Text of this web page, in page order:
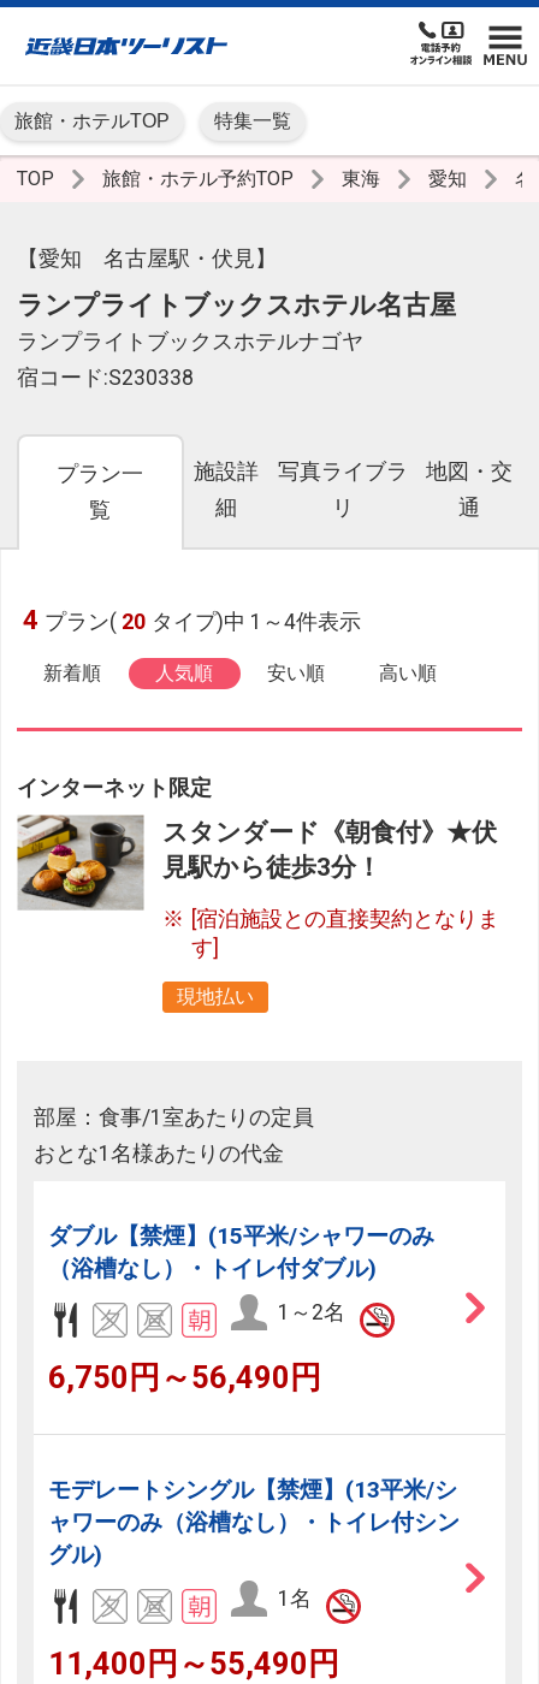
旅館・ホテルTOP 特集一覧
TOP 旅館・ホテル予約TOP 東海 愛知
【愛知 名古屋駅・伏見】
ランプライトブックスホテル名古屋
ランプライトブックスホテルナゴヤ
宿コード:S230338
プラン一
覧
施設詳
細
写真ライブラ
リ
地図・交
通
4 プラン( 20 タイプ)中 1～4件表示
新着順 人気順 安い順 高い順
インターネット限定
スタンダード《朝食付》★伏
見駅から徒歩3分！
[宿泊施設との直接契約となりま
す]
現地払い
部屋：食事/1室あたりの定員
おとな1名様あたりの代金
ダブル【禁煙】(15平米/シャワーのみ
（浴槽なし）・トイレ付ダブル)
1～2名
6,750円～56,490円
モデレートシングル【禁煙】(13平米/シ
ャワーのみ（浴槽なし）・トイレ付シン
グル)
1名
11,400円～55,490円